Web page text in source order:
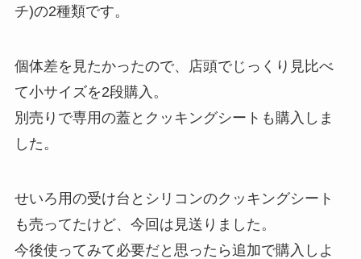
チ)の2種類です。
個体差を見たかったので、店頭でじっくり見比べ
て小サイズを2段購入。
別売りで専用の蓋とクッキングシートも購入しま
した。
せいろ用の受け台とシリコンのクッキングシート
も売ってたけど、今回は見送りました。
今後使ってみて必要だと思ったら追加で購入しよ